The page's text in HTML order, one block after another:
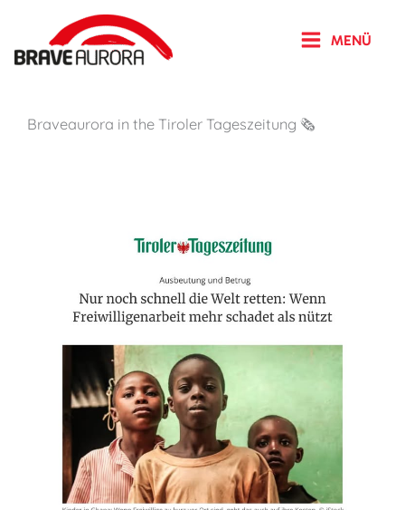
springen
MENÜ
Braveaurora in the Tiroler Tageszeitung 🗞️